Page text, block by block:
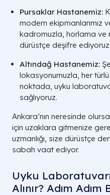
Pursaklar Hastanemiz:
modern ekipmanlarımız
kadromuzla, horlama ve
dürüstçe deşifre ediyoruz.
Altındağ Hastanemiz:
lokasyonumuzla, her türlü
noktada, uyku
sağlıyoruz.
Ankara’nın neresinde
için uzaklara gitmenize
uzmanlığı, size dürüstçe
sabah vaat ediyor.
Uyku
Alınır? Adım